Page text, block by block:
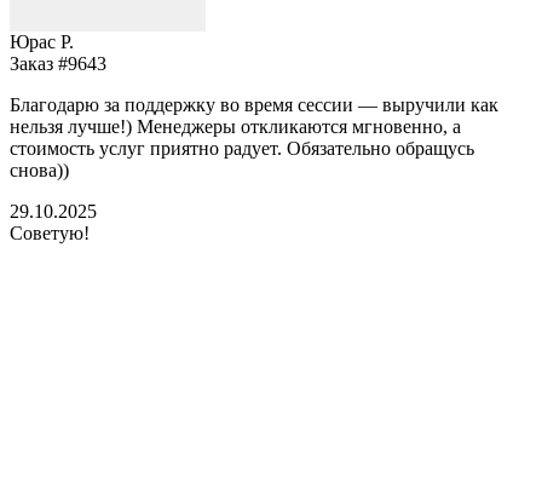
Юрас Р.
Заказ #9643
Благодарю за поддержку во время сессии — выручили как
нельзя лучше!) Менеджеры откликаются мгновенно, а
стоимость услуг приятно радует. Обязательно обращусь
снова))
29.10.2025
Советую!